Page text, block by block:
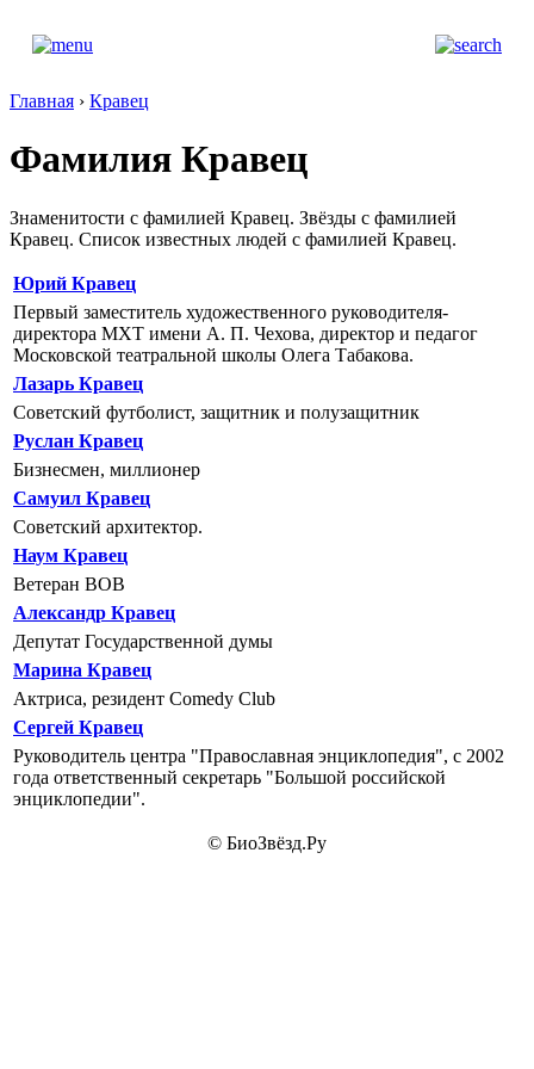
Главная › Кравец
Фамилия Кравец
Знаменитости с фамилией Кравец. Звёзды с фамилией
Кравец. Список известных людей с фамилией Кравец.
Юрий Кравец
Первый заместитель художественного руководителя-
директора МХТ имени А. П. Чехова, директор и педагог
Московской театральной школы Олега Табакова.
Лазарь Кравец
Советский футболист, защитник и полузащитник
Руслан Кравец
Бизнесмен, миллионер
Самуил Кравец
Советский архитектор.
Наум Кравец
Ветеран ВОВ
Александр Кравец
Депутат Государственной думы
Марина Кравец
Актриса, резидент Comedy Club
Сергей Кравец
Руководитель центра "Православная энциклопедия", с 2002
года ответственный секретарь "Большой российской
энциклопедии".
© БиоЗвёзд.Ру